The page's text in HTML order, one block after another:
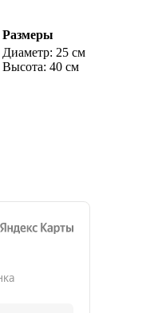
Размеры
Диаметр: 25 см
Высота: 40 см